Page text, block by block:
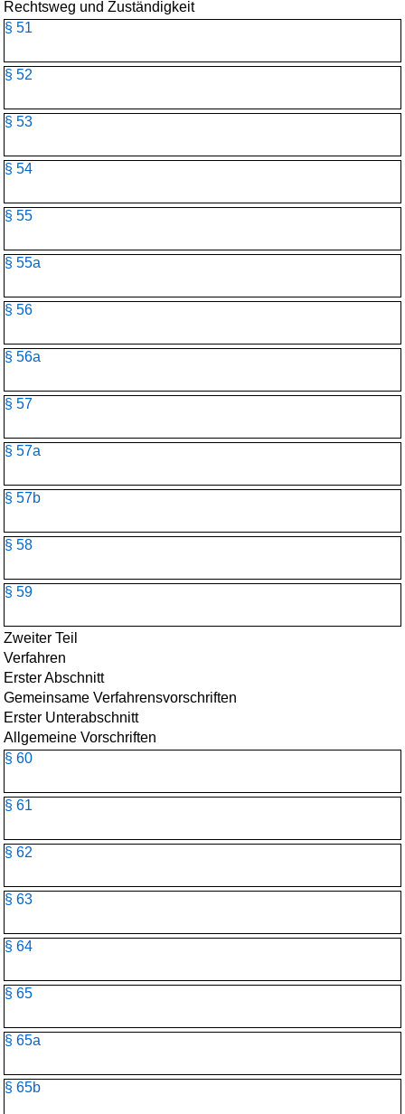
Rechtsweg und Zuständigkeit
§ 51
§ 52
§ 53
§ 54
§ 55
§ 55a
§ 56
§ 56a
§ 57
§ 57a
§ 57b
§ 58
§ 59
Zweiter Teil
Verfahren
Erster Abschnitt
Gemeinsame Verfahrensvorschriften
Erster Unterabschnitt
Allgemeine Vorschriften
§ 60
§ 61
§ 62
§ 63
§ 64
§ 65
§ 65a
§ 65b